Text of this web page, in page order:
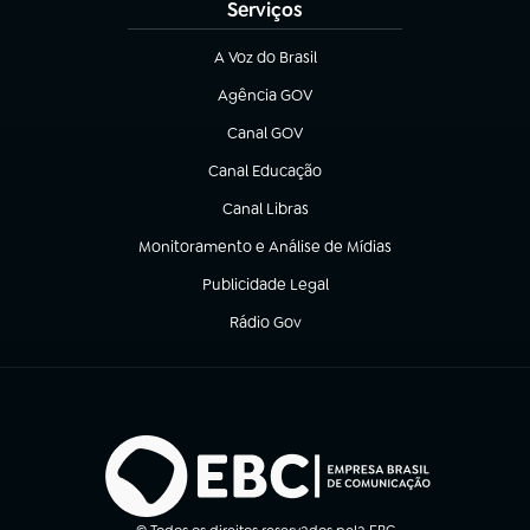
Serviços
A Voz do Brasil
(abre em nova aba)
Agência GOV
(abre em nova aba)
Canal GOV
(abre em nova aba)
Canal Educação
(abre em nova aba)
Canal Libras
(abre em nova aba)
Monitoramento e Análise de Mídias
(abre em nova aba)
Publicidade Legal
(abre em nova aba)
Rádio Gov
(abre em nova aba)